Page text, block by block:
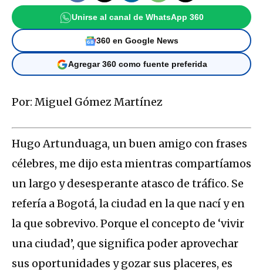
Unirse al canal de WhatsApp 360
360 en Google News
Agregar 360 como fuente preferida
Por: Miguel Gómez Martínez
Hugo Artunduaga, un buen amigo con frases
célebres, me dijo esta mientras compartíamos
un largo y desesperante atasco de tráfico. Se
refería a Bogotá, la ciudad en la que nací y en
la que sobrevivo. Porque el concepto de ‘vivir
una ciudad’, que significa poder aprovechar
sus oportunidades y gozar sus placeres, es